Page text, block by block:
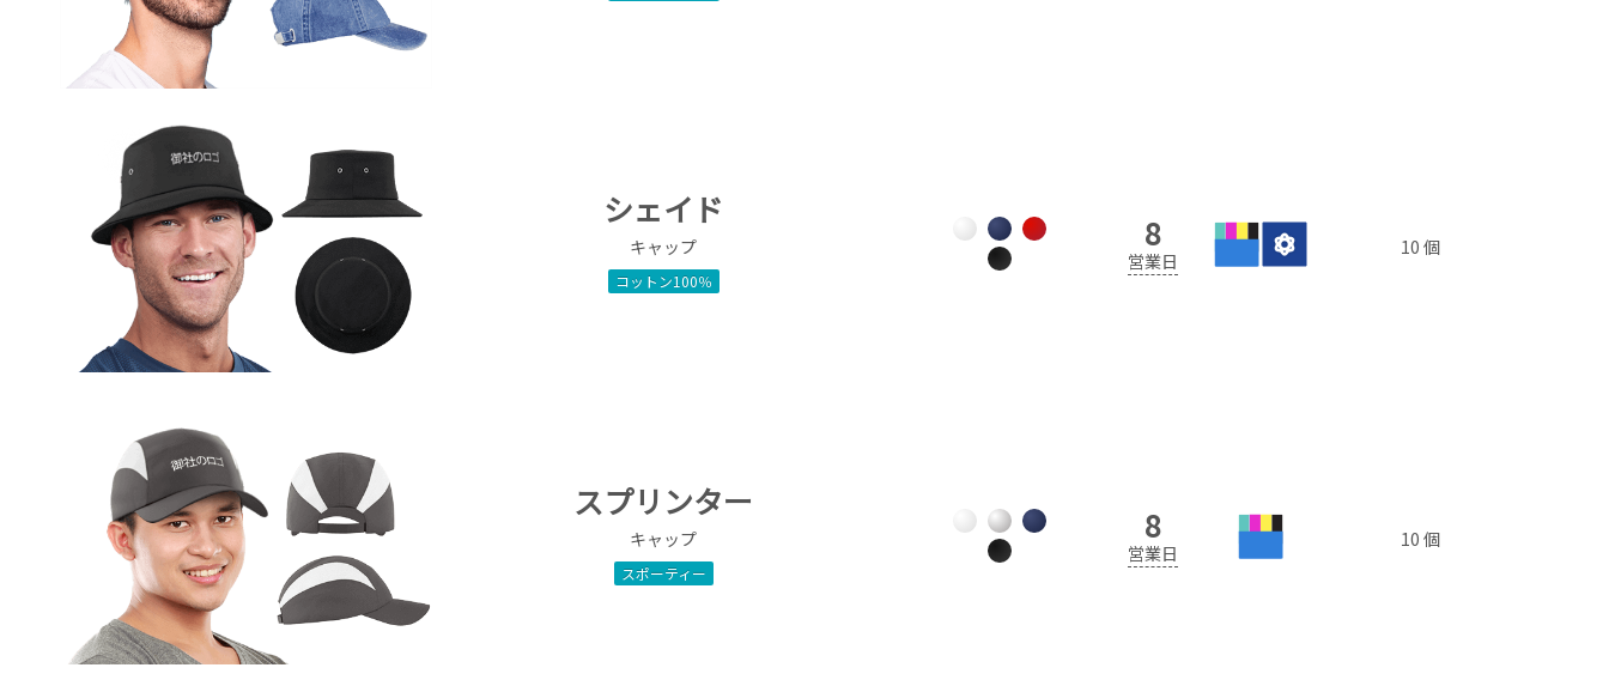
シェイド
キャップ
コットン100％
8
営業日
10 個
スプリンター
キャップ
スポーティー
8
営業日
10 個